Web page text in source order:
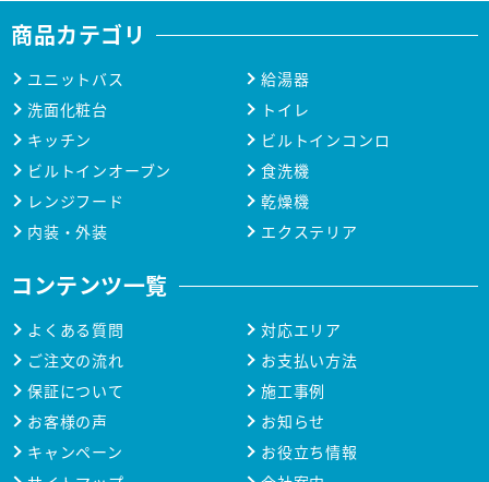
商品カテゴリ
ユニットバス
給湯器
洗面化粧台
トイレ
キッチン
ビルトインコンロ
ビルトインオーブン
食洗機
レンジフード
乾燥機
内装・外装
エクステリア
コンテンツ一覧
よくある質問
対応エリア
ご注文の流れ
お支払い方法
保証について
施工事例
お客様の声
お知らせ
キャンペーン
お役立ち情報